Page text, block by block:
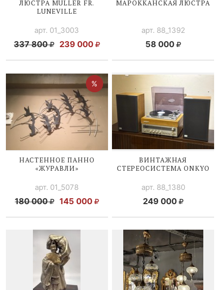
ЛЮСТРА MULLER FR.
LUNEVILLE
арт. 01_3003
337 800 239 000
МАРОККАНСКАЯ ЛЮСТРА
арт. 88_1392
58 000
НАСТЕННОЕ ПАННО
«ЖУРАВЛИ»
арт. 01_5078
180 000 145 000
ВИНТАЖНАЯ
СТЕРЕОСИСТЕМА ONKYO
арт. 88_1380
249 000